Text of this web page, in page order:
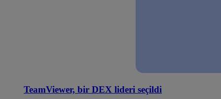
TeamViewer, bir DEX lideri seçildi